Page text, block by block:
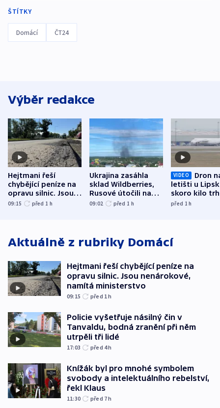
ŠTÍTKY
Domácí ČT24
Výběr redakce
Hejtmani řeší
chybějící peníze na
opravu silnic. Jsou
nenárokové, namítá
09:15 před 1 h
Ukrajina zasáhla
sklad Wildberries,
Rusové útočili na
trh, hasiče či
09:02 před 1 h
VIDEO
Dron
letišti u
skoro kilo
indicie
před 1h
Aktuálně z rubriky Domácí
Hejtmani řeší chybějící peníze na
opravu silnic. Jsou nenárokové,
namítá ministerstvo
09:15 před 1h
Policie vyšetřuje násilný čin v
Tanvaldu, bodná zranění při něm
utrpěli tři lidé
17:03 před 4h
Knížák byl pro mnohé symbolem
svobody a intelektuálního rebelství,
řekl Klaus
11:30 před 7h